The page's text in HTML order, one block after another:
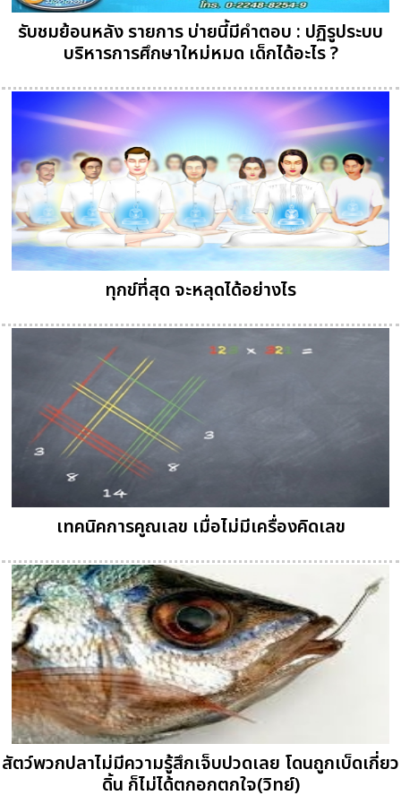
รับชมย้อนหลัง รายการ บ่ายนี้มีคำตอบ : ปฏิรูประบบ
บริหารการศึกษาใหม่หมด เด็กได้อะไร ?
ทุกข์ที่สุด จะหลุดได้อย่างไร
เทคนิคการคูณเลข เมื่อไม่มีเครื่องคิดเลข
สัตว์พวกปลาไม่มีความรู้สึกเจ็บปวดเลย โดนถูกเบ็ดเกี่ยว
ดิ้น ก็ไม่ได้ตกอกตกใจ(วิทย์)